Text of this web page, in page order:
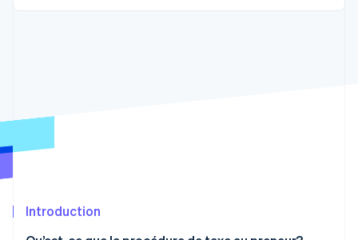
Atlas
Découvrez comment Stripe construit l’infrastructure
Commerce de détail
État des API
Introduction